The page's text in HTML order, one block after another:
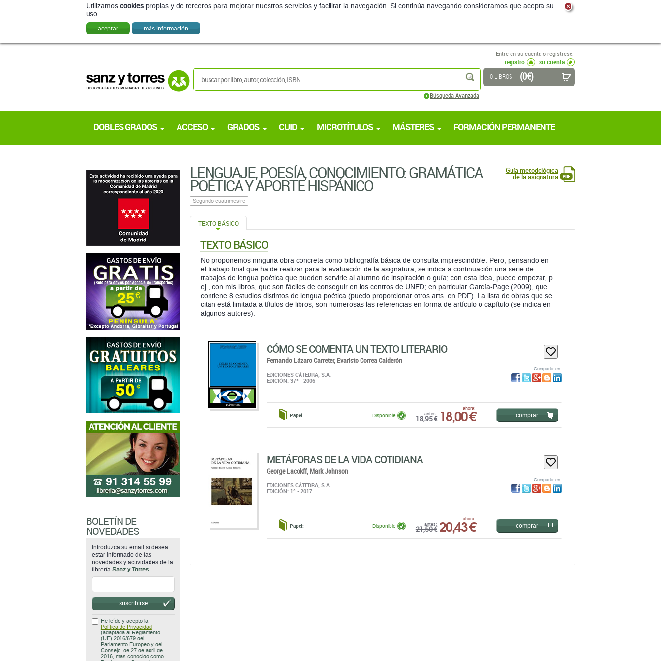
Utilizamos cookies propias y de terceros para mejorar nuestros servicios y facilitar la navegación. Si continúa navegando consideramos que acepta su
uso.
aceptar más información
Entre en su cuenta o regístrese.
registro
su cuenta
buscar
Búsqueda Avanzada
0 LIBROS (0 €)
DOBLES GRADOS ACCESO GRADOS CUID MICROTÍTULOS MÁSTERES FORMACIÓN PERMANENTE
LENGUAJE, POESÍA, CONOCIMIENTO: GRAMÁTICA
POÉTICA Y APORTE HISPÁNICO
Segundo cuatrimestre
Guía metodológica
de la asignatura
TEXTO BÁSICO
TEXTO BÁSICO
No proponemos ninguna obra concreta como bibliografía básica de consulta imprescindible. Pero, pensando en
el trabajo final que ha de realizar para la evaluación de la asignatura, se indica a continuación una serie de
trabajos de lengua poética que pueden servirle al alumno de inspiración o guía; con esta idea, puede empezar, p.
ej., con mis libros, que son fáciles de conseguir en los centros de UNED; en particular García-Page (2009), que
contiene 8 estudios distintos de lengua poética (puedo proporcionar otros arts. en PDF). La lista de obras que se
citan está limitada a títulos de libros; son numerosas las referencias en forma de artículo o capítulo (se indica en
algunos autores).
CÓMO SE COMENTA UN TEXTO LITERARIO
Fernando Lázaro Carreter, Evaristo Correa Calderón
EDICIONES CÁTEDRA, S.A.
EDICIÓN: 37ª - 2006
Compartir en:
Papel: antes:
18,95 €
ahora:
18,00 €
Disponible comprar
METÁFORAS DE LA VIDA COTIDIANA
George Lacokff, Mark Johnson
EDICIONES CÁTEDRA, S.A.
EDICIÓN: 1ª - 2017
Compartir en:
Papel: antes:
21,50 €
ahora:
20,43 €
Disponible comprar
BOLETÍN DE
NOVEDADES
Introduzca su email si desea
estar informado de las
novedades y actividades de la
librería Sanz y Torres.
suscribirse
He leído y acepto la
Política de Privacidad
(adaptada al Reglamento
(UE) 2016/679 del
Parlamento Europeo y del
Consejo, de 27 de abril de
2016, mas conocido como